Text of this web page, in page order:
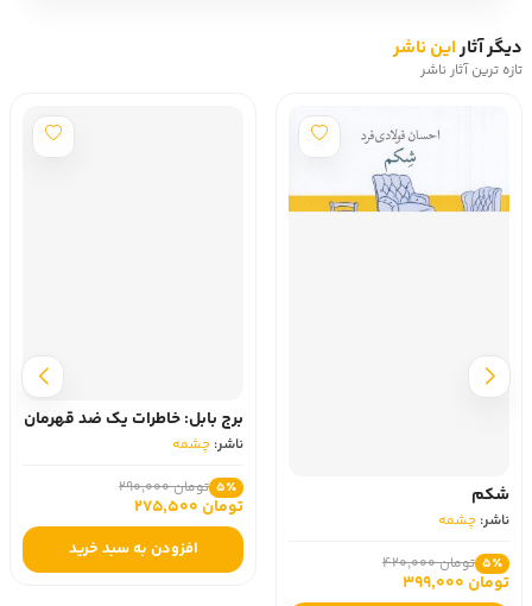
دیگر آثاراین ناشر
تازه ترین آثار ناشر
شکم
ناشر: چشمه
5٪ تومان 420,000
تومان 399,000
برج بابل: خاطرات یک ضد قهرمان
ناشر: چشمه
5٪ تومان 290,000
تومان 275,500
افزودن به سبد خرید